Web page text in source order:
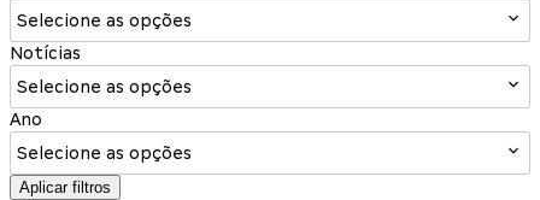
Selecione as opções
Notícias
Selecione as opções
Ano
Selecione as opções
Aplicar filtros